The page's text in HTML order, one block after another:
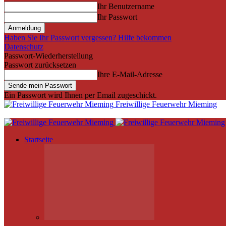
Ihr Benutzername
Ihr Passwort
Haben Sie Ihr Passwort vergessen? Hilfe bekommen
Datenschutz
Passwort-Wiederherstellung
Passwort zurücksetzen
Ihre E-Mail-Adresse
Ein Passwort wird Ihnen per Email zugeschickt.
Freiwillige Feuerwehr Mieming
Startseite